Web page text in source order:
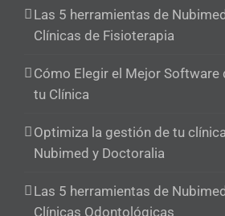
Las 5 herramientas de
Clínicas de Fisioterapia
Cómo Elegir el Mejor Software
tu Clínica
Optimiza la gestión de tu
Nubimed y Doctoralia
Las 5 herramientas de
Clínicas Odontológicas